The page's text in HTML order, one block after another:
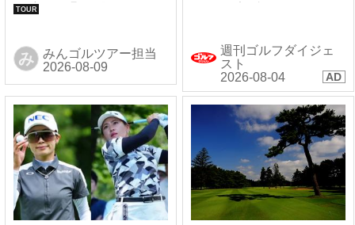
ー初V【国内女子ツ
み みんゴルツアー担当
ルを詳しく解説
【週刊GDギアプ
ロ】
週刊ゴルフダイジェ
スト